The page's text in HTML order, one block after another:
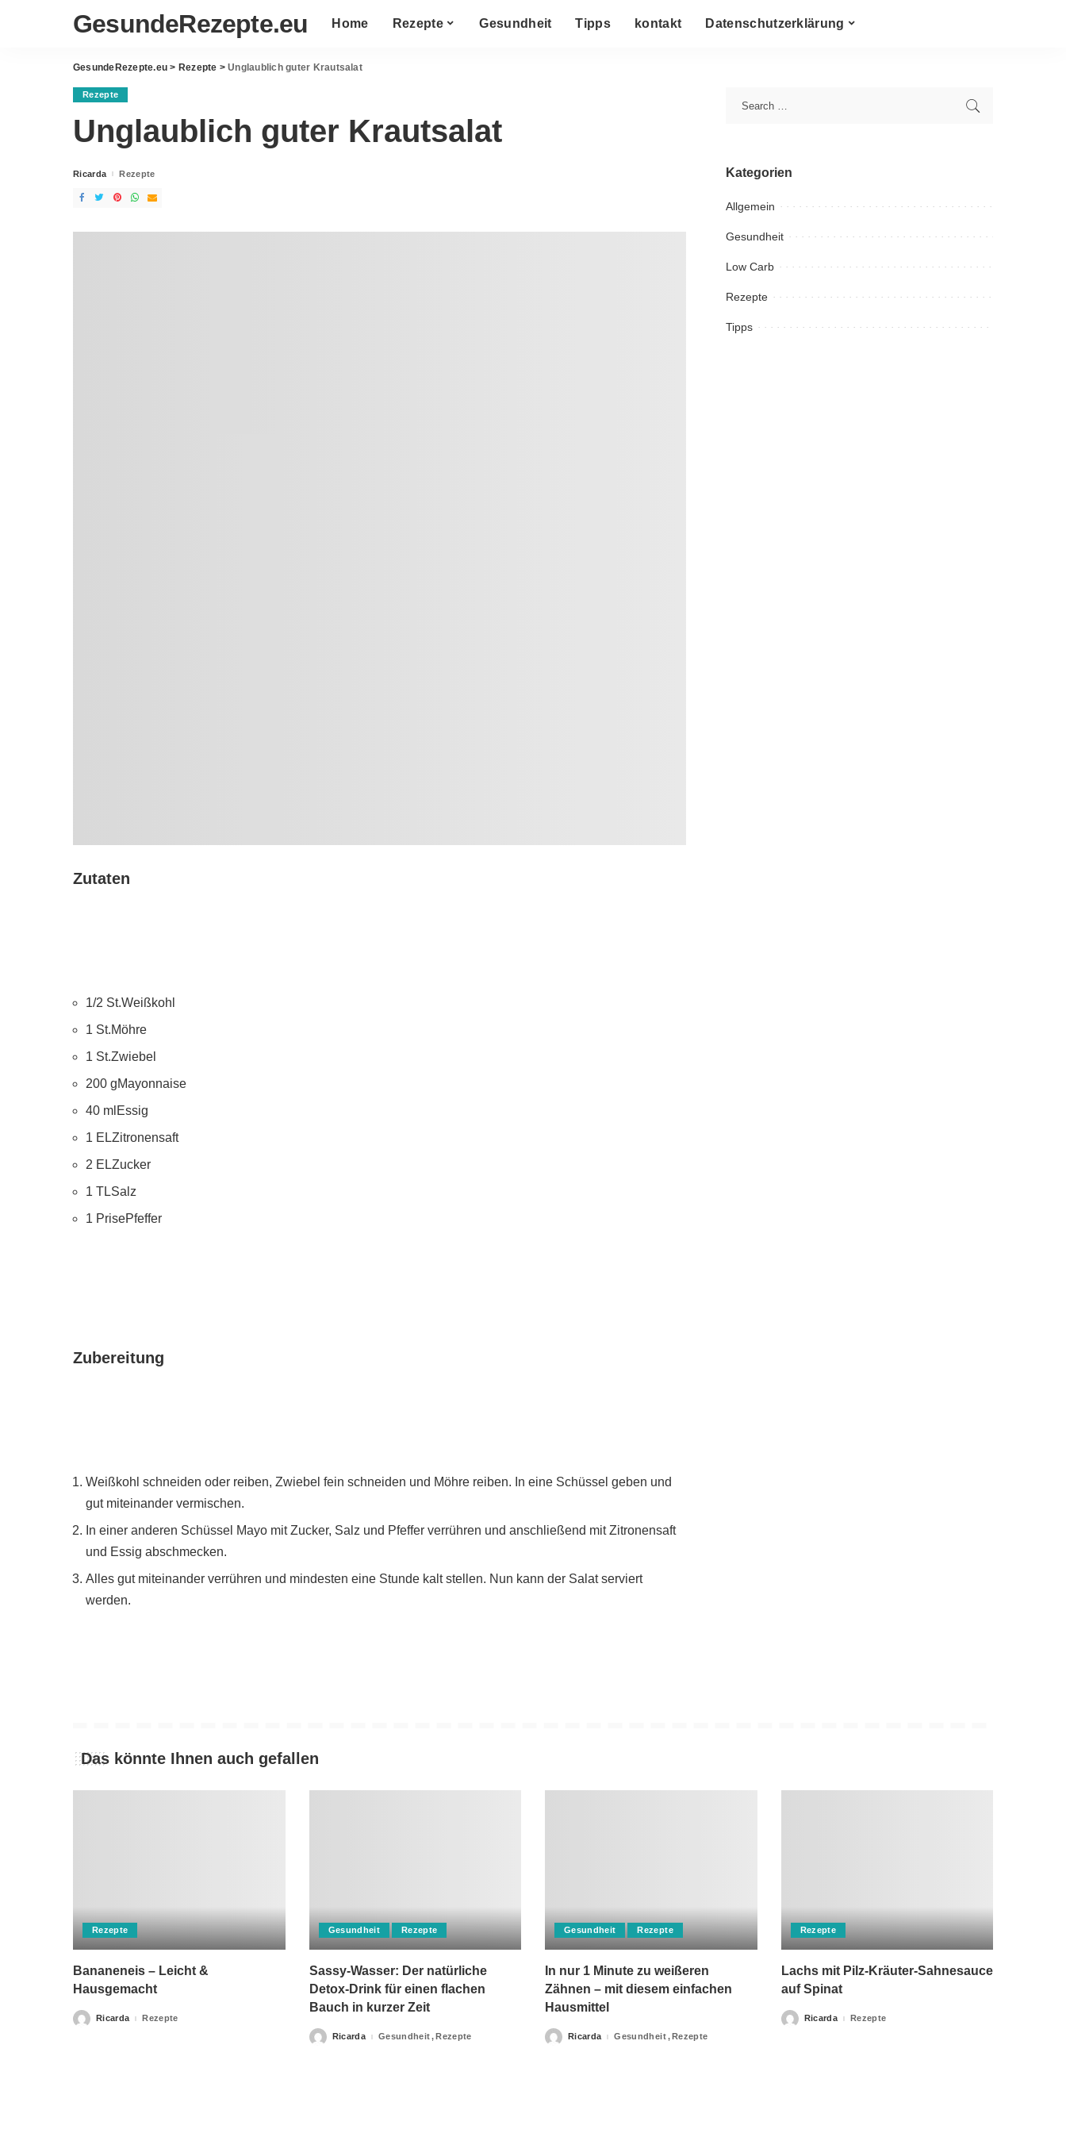
GesundeRezepte.eu Home Rezepte Gesundheit Tipps kontakt Datenschutzerklärung
GesundeRezepte.eu > Rezepte >Unglaublich guter Krautsalat
Rezepte
Unglaublich guter Krautsalat
Posted
Ricarda Rezepte
Zutaten
1/2 St.Weißkohl
1 St.Möhre
1 St.Zwiebel
200 gMayonnaise
40 mlEssig
1 ELZitronensaft
2 ELZucker
1 TLSalz
1 PrisePfeffer
Zubereitung
Weißkohl schneiden oder reiben, Zwiebel fein schneiden und Möhre reiben. In eine Schüssel geben und
gut miteinander vermischen.
In einer anderen Schüssel Mayo mit Zucker, Salz und Pfeffer verrühren und anschließend mit Zitronensaft
und Essig abschmecken.
Alles gut miteinander verrühren und mindesten eine Stunde kalt stellen. Nun kann der Salat serviert
werden.
Kategorien
Allgemein
Gesundheit
Low Carb
Rezepte
Tipps
Das könnte Ihnen auch gefallen
Rezepte
Bananeneis – Leicht &
Hausgemacht
PostedRicarda Rezepte
Gesundheit Rezepte
Sassy-Wasser: Der natürliche
Detox-Drink für einen flachen
Bauch in kurzer Zeit
PostedRicarda Gesundheit Rezepte
Gesundheit Rezepte
In nur 1 Minute zu weißeren
Zähnen – mit diesem einfachen
Hausmittel
PostedRicarda Gesundheit Rezepte
Rezepte
Lachs mit Pilz-Kräuter-Sahnesauce
auf Spinat
PostedRicarda Rezepte